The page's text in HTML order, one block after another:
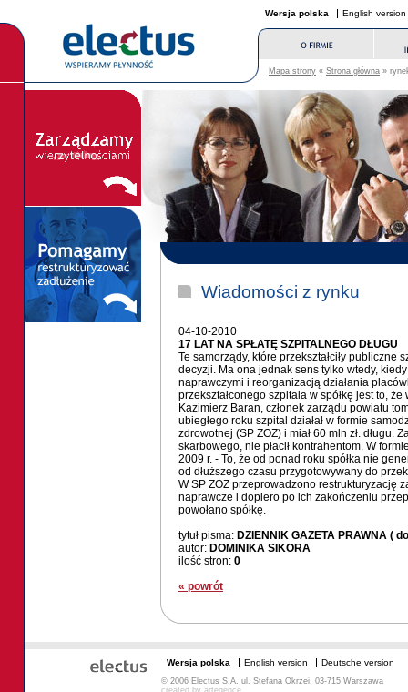
Wersja polska English version
Mapa strony « Strona główna »
Wiadomości z rynku
04-10-2010
17 LAT NA SPŁATĘ SZPITALNEGO DŁUGU
Te samorządy, które przekształciły publiczne
decyzji. Ma ona jednak sens tylko wtedy,
naprawczymi i reorganizacją działania
przekształconego szpitala w spółkę jest to,
Kazimierz Baran, członek zarządu powiatu
ubiegłego roku szpital działał w formie
zdrowotnej (SP ZOZ) i miał 60 mln zł. długu.
skarbowego, nie płacił kontrahentom. W
2009 r. - To, że od ponad roku spółka nie
od dłuższego czasu przygotowywany do
W SP ZOZ przeprowadzono restrukturyzację
naprawcze i dopiero po ich zakończeniu
powołano spółkę.
tytuł pisma: DZIENNIK GAZETA PRAWNA (
autor: DOMINIKA SIKORA
ilość stron: 0
« powrót
Wersja polska English version Deutsche version
© 2006 Electus S.A. ul. Stefana Okrzei, 03-715 Warszawa
created by artegence